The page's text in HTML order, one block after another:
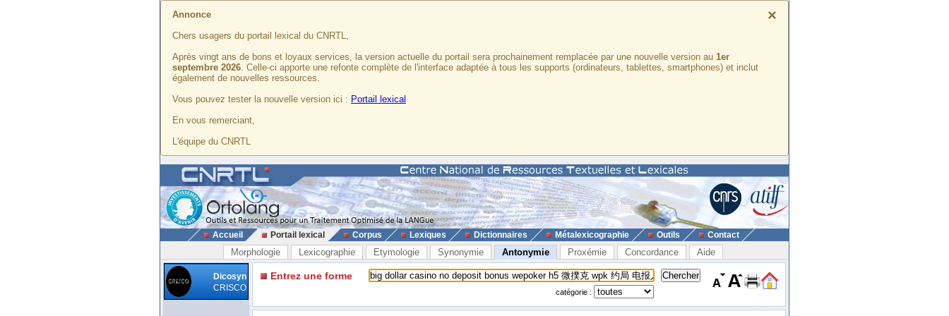
×
Annonce
Chers usagers du portail lexical du CNRTL,
Après vingt ans de bons et loyaux services, la version actuelle du portail sera prochainement remplacée par une nouvelle version au 1er
septembre 2026. Celle-ci apporte une refonte complète de l'interface adaptée à tous les supports (ordinateurs, tablettes, smartphones) et inclut
également de nouvelles ressources.
Vous pouvez tester la nouvelle version ici : Portail lexical
En vous remerciant,
L'équipe du CNRTL
Accueil Portail lexical Corpus Lexiques Dictionnaires Métalexicographie Outils Contact
Morphologie Lexicographie Etymologie Synonymie Antonymie Proxémie Concordance Aide
Dicosyn
CRISCO
Entrez une forme
catégorie :